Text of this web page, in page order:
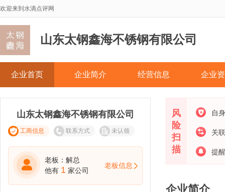
欢迎来到水滴点评网
山东太钢鑫海不锈钢有限公司
企业首页 企业简介 经营信息 企业
山东太钢鑫海不锈钢有限公司
工商信息 联系方式 未认领
老板：解总
他有 1 家公司
老板信息
风
险
扫
描
自
关
提
企业简介